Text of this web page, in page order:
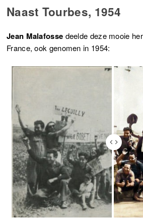
Naast Tourbes, 1954
Jean Malafosse deelde deze mooie
France, ook genomen in 1954: